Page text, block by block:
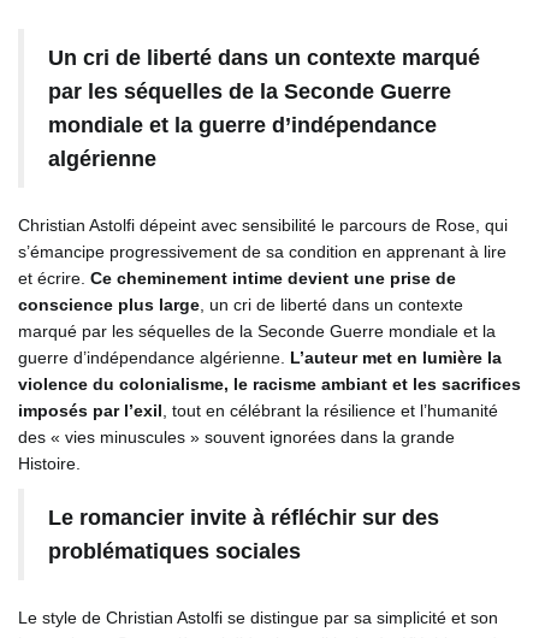
Un cri de liberté dans un contexte marqué
par les séquelles de la Seconde Guerre
mondiale et la guerre d’indépendance
algérienne
Christian Astolfi dépeint avec sensibilité le parcours de Rose, qui
s’émancipe progressivement de sa condition en apprenant à lire
et écrire. Ce cheminement intime devient une prise de
conscience plus large , un cri de liberté dans un contexte
marqué par les séquelles de la Seconde Guerre mondiale et la
guerre d’indépendance algérienne. L’auteur met en lumière la
violence du colonialisme, le racisme ambiant et les sacrifices
imposés par l’exil , tout en célébrant la résilience et l’humanité
des « vies minuscules » souvent ignorées dans la grande
Histoire.
Le romancier invite à réfléchir sur des
problématiques sociales
Le style de Christian Astolfi se distingue par sa simplicité et son